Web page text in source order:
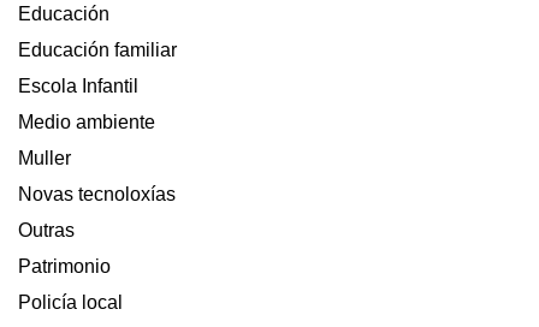
Educación
Educación familiar
Escola Infantil
Medio ambiente
Muller
Novas tecnoloxías
Outras
Patrimonio
Policía local